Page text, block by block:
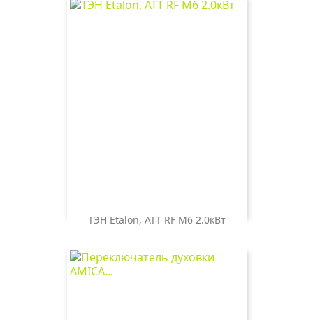
ТЭН Etalon, ATT RF M6 2.0кВт